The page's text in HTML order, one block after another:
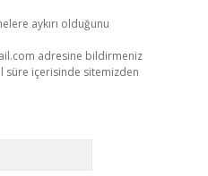
aykırı olduğunu
adresine bildirmeniz
süre içerisinde sitemizden